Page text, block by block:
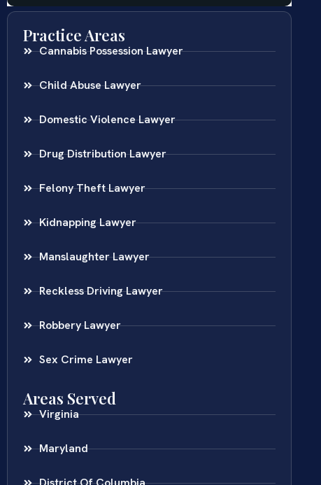
Practice Areas
Cannabis Possession Lawyer
Child Abuse Lawyer
Domestic Violence Lawyer
Drug Distribution Lawyer
Felony Theft Lawyer
Kidnapping Lawyer
Manslaughter Lawyer
Reckless Driving Lawyer
Robbery Lawyer
Sex Crime Lawyer
Areas Served
Virginia
Maryland